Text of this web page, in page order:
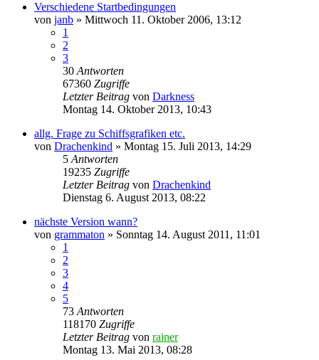
Verschiedene Startbedingungen
von janb » Mittwoch 11. Oktober 2006, 13:12
1
2
3
30 Antworten
67360 Zugriffe
Letzter Beitrag von Darkness
Montag 14. Oktober 2013, 10:43
allg. Frage zu Schiffsgrafiken etc.
von Drachenkind » Montag 15. Juli 2013, 14:29
5 Antworten
19235 Zugriffe
Letzter Beitrag von Drachenkind
Dienstag 6. August 2013, 08:22
nächste Version wann?
von grammaton » Sonntag 14. August 2011, 11:01
1
2
3
4
5
73 Antworten
118170 Zugriffe
Letzter Beitrag von rainer
Montag 13. Mai 2013, 08:28